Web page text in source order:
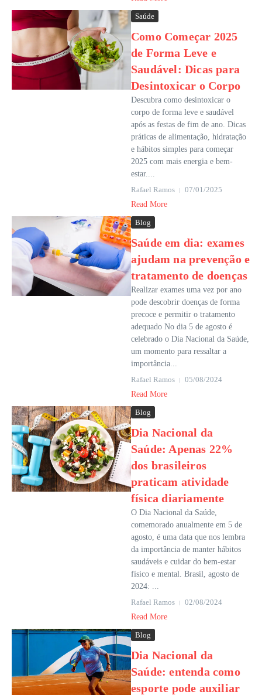
Saúde
Como Começar 2025
de Forma Leve e
Saudável: Dicas para
Desintoxicar o Corpo
Descubra como desintoxicar o
corpo de forma leve e saudável
após as festas de fim de ano. Dicas
práticas de alimentação, hidratação
e hábitos simples para começar
2025 com mais energia e bem-
estar....
Rafael Ramos
07/01/2025
Read More
Blog
Saúde em dia: exames
ajudam na prevenção e
tratamento de doenças
Realizar exames uma vez por ano
pode descobrir doenças de forma
precoce e permitir o tratamento
adequado No dia 5 de agosto é
celebrado o Dia Nacional da Saúde,
um momento para ressaltar a
importância...
Rafael Ramos
05/08/2024
Read More
Blog
Dia Nacional da
Saúde: Apenas 22%
dos brasileiros
praticam atividade
física diariamente
O Dia Nacional da Saúde,
comemorado anualmente em 5 de
agosto, é uma data que nos lembra
da importância de manter hábitos
saudáveis e cuidar do bem-estar
físico e mental. Brasil, agosto de
2024: ...
Rafael Ramos
02/08/2024
Read More
Blog
Dia Nacional da
Saúde: entenda como
esporte pode auxiliar